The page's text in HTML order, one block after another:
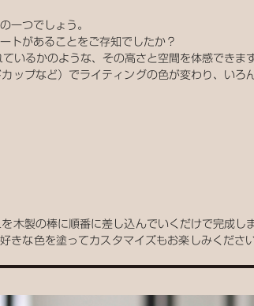
一つでしょう。
トがあることをご存知でしたか？
いるかのような、その高さと空間を体感できま
プなど）でライティングの色が変わり、いろ
木製の棒に順番に差し込んでいくだけで完成し
きな色を塗ってカスタマイズもお楽しみくださ